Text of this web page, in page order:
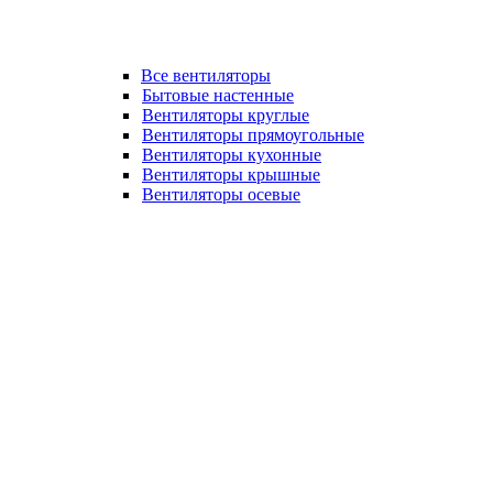
Все вентиляторы
Бытовые настенные
Вентиляторы круглые
Вентиляторы прямоугольные
Вентиляторы кухонные
Вентиляторы крышные
Вентиляторы осевые